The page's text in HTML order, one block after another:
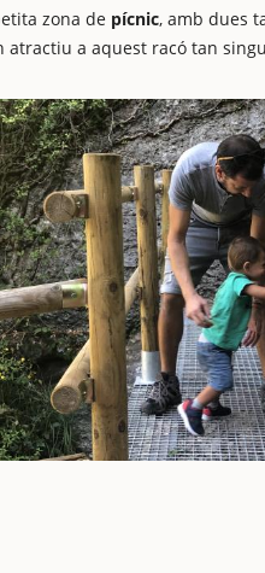
zona de pícnic, amb dues
atractiu a aquest racó tan